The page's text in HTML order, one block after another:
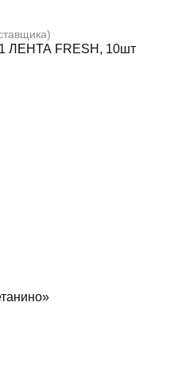
ЛЕНТА FRESH, 10шт